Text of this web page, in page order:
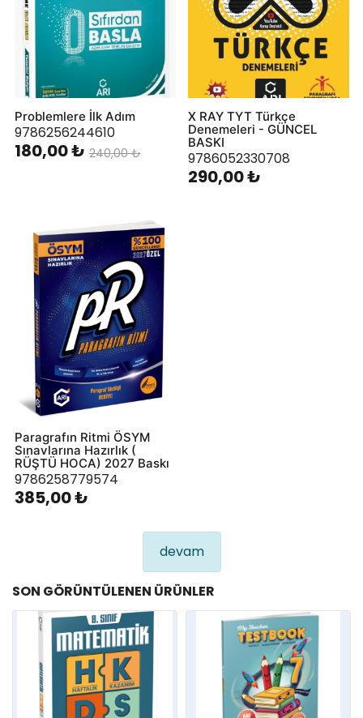
Problemlere İlk Adım
9786256244610
180,00 ₺ 240,00 ₺
X RAY TYT Türkçe
Denemeleri - GÜNCEL
BASKI
9786052330708
290,00 ₺
Paragrafın Ritmi ÖSYM
Sınavlarına Hazırlık (
RÜŞTÜ HOCA) 2027 Baskı
9786258779574
385,00 ₺
devam
SON GÖRÜNTÜLENEN ÜRÜNLER